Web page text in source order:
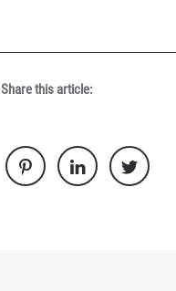
Share this article: